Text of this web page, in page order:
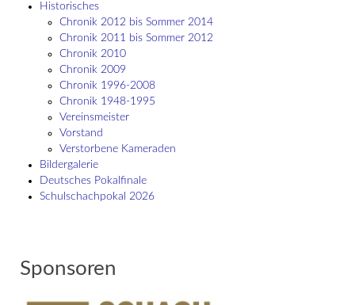
Historisches
Chronik 2012 bis Sommer 2014
Chronik 2011 bis Sommer 2012
Chronik 2010
Chronik 2009
Chronik 1996-2008
Chronik 1948-1995
Vereinsmeister
Vorstand
Verstorbene Kameraden
Bildergalerie
Deutsches Pokalfinale
Schulschach­pokal 2026
Sponsoren